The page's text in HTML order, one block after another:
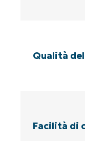
Qualità
Facilità di